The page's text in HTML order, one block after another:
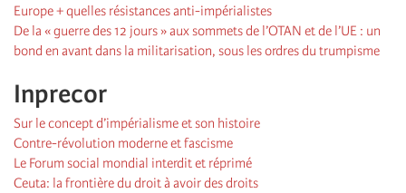
Europe + quelles résistances anti-impérialistes
De la « guerre des 12 jours » aux sommets de l’OTAN et de l’UE : un
bond en avant dans la militarisation, sous les ordres du trumpisme
Inprecor
Sur le concept d’impérialisme et son histoire
Contre-révolution moderne et fascisme
Le Forum social mondial interdit et réprimé
Ceuta: la frontière du droit à avoir des droits